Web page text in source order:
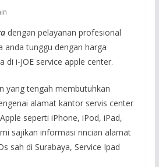
dengan pelayanan profesional
anda tunggu dengan harga
di i-JOE service apple center.
yang tengah membutuhkan
alamat kantor servis center
seperti iPhone, iPod, iPad,
sajikan informasi rincian alamat
sah di Surabaya, Service Ipad